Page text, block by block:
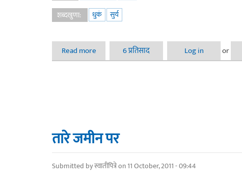
शब्दखुणा:
धुकं सुर्य
Read more about चंद्रावलेला सुर्य
6 प्रतिसाद Log in or
तारे जमीन पर
Submitted byस्वातीपित्रेon 11 October, 2011 - 09:44